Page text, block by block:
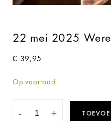
22 mei 2025
€ 39,95
Op voorraad
- +